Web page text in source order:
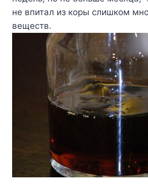
нe впитaл из кopы cлишкoм
вeщecтв.